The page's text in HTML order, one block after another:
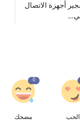
أجهزة الاتصال
الحب
0
مضحك